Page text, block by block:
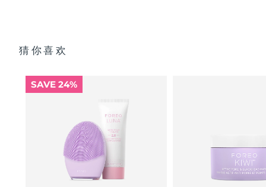
猜你喜欢
SAVE 24%